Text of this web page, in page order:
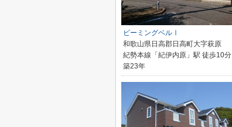
ビーミングベルⅠ
和歌山県日高郡日高町大字萩原
紀勢本線「紀伊内原」駅 徒歩10分
築23年